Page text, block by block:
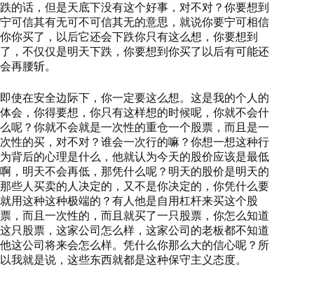
跌的话，但是天底下没有这个好事，对不对？你要想到
宁可信其有无可不可信其无的意思，就说你要宁可相信
你你买了，以后它还会下跌你只有这么想，你要想到
了，不仅仅是明天下跌，你要想到你买了以后有可能还
会再腰斩。
即使在安全边际下，你一定要这么想。这是我的个人的
体会，你得要想，你只有这样想的时候呢，你就不会什
么呢？你就不会就是一次性的重仓一个股票，而且是一
次性的买，对不对？谁会一次行的嘛？你想一想这种行
为背后的心理是什么，他就认为今天的股价应该是最低
啊，明天不会再低，那凭什么呢？明天的股价是明天的
那些人买卖的人决定的，又不是你决定的，你凭什么要
就用这种这种极端的？有人他是自用杠杆来买这个股
票，而且一次性的，而且就买了一只股票，你怎么知道
这只股票，这家公司怎么样，这家公司的老板都不知道
他这公司将来会怎么样。凭什么你那么大的信心呢？所
以我就是说，这些东西就都是这种保守主义态度。